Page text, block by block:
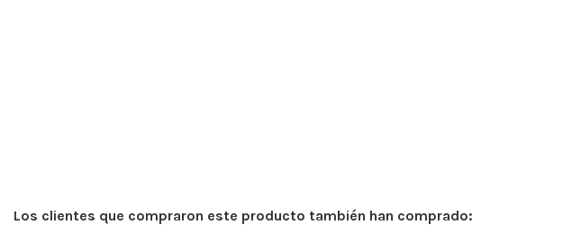
Los clientes que compraron este producto también han comprado: